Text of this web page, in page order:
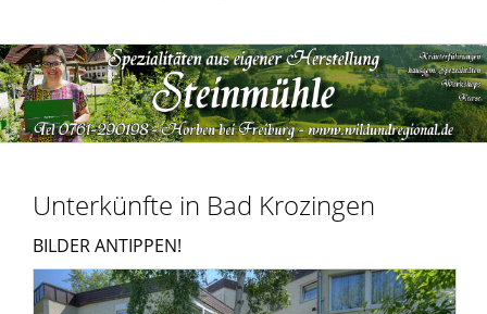
Unterkünfte in Bad Krozingen
BILDER ANTIPPEN!